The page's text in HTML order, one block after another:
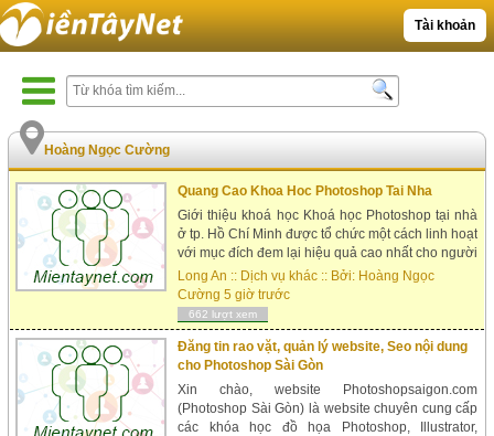
Tài khoản
Hoàng Ngọc Cường
Quang Cao Khoa Hoc Photoshop Tai Nha
Giới thiệu khoá học Khoá học Photoshop tại nhà
ở tp. Hồ Chí Minh được tổ chức một cách linh hoạt
với mục đích đem lại hiệu quả cao nhất cho người
học. Tuỳ vào nhu cầu của từng học viên mà khóa
học sẽ được thiết kế lại chút xíu cho phù hợp với
nhu cầu người học. Một giáo trình cụ thể sẽ được
gửi qua email sau 3 buổi h...
Long An :: Dịch vụ khác :: Bởi: Hoàng Ngọc
Cường 5 giờ trước
662 lượt xem
Đăng tin rao vặt, quản lý website, Seo nội dung
cho Photoshop Sài Gòn
Xin chào, website Photoshopsaigon.com
(Photoshop Sài Gòn) là website chuyên cung cấp
các khóa học đồ họa Photoshop, Illustrator,